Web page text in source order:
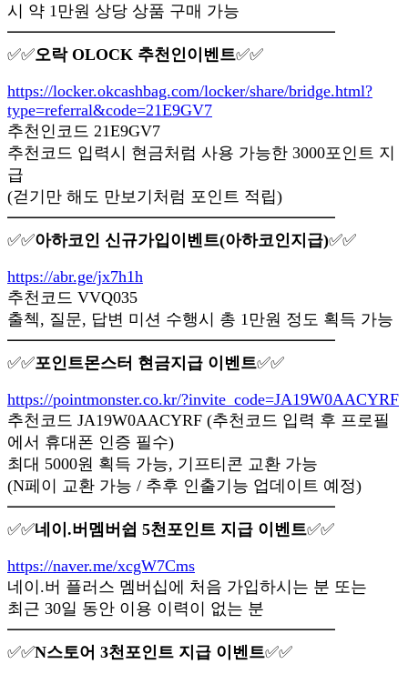
시 약 1만원 상당 상품 구매 가능
━━━━━━━━━━━━━━━━━━━━
✅✅오락 OLOCK 추천인이벤트✅✅
https://locker.okcashbag.com/locker/share/bridge.html?
type=referral&code=21E9GV7
추천인코드 21E9GV7
추천코드 입력시 현금처럼 사용 가능한 3000포인트 지
급
(걷기만 해도 만보기처럼 포인트 적립)
━━━━━━━━━━━━━━━━━━━━
✅✅아하코인 신규가입이벤트(아하코인지급)✅✅
https://abr.ge/jx7h1h
추천코드 VVQ035
출첵, 질문, 답변 미션 수행시 총 1만원 정도 획득 가능
━━━━━━━━━━━━━━━━━━━━
✅✅포인트몬스터 현금지급 이벤트✅✅
https://pointmonster.co.kr/?invite_code=JA19W0AACYRF
추천코드 JA19W0AACYRF (추천코드 입력 후 프로필
에서 휴대폰 인증 필수)
최대 5000원 획득 가능, 기프티콘 교환 가능
(N페이 교환 가능 / 추후 인출기능 업데이트 예정)
━━━━━━━━━━━━━━━━━━━━
✅✅네이.버멤버쉽 5천포인트 지급 이벤트✅✅
https://naver.me/xcgW7Cms
네이.버 플러스 멤버십에 처음 가입하시는 분 또는
최근 30일 동안 이용 이력이 없는 분
━━━━━━━━━━━━━━━━━━━━
✅✅N스토어 3천포인트 지급 이벤트✅✅